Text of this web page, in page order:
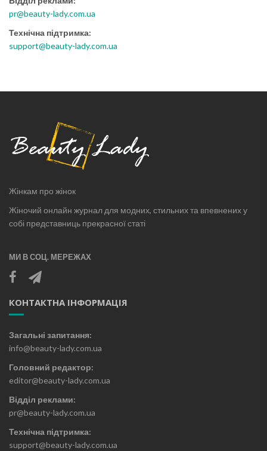
pr@beauty-lady.com.ua
Технічна підтримка:
support@beauty-lady.com.ua
Жінкам про жінок
Жіночий онлайн журнал для модних, стильних та впевнених у
собі представниць прекрасної статі
МИ В СОЦ. МЕРЕЖАХ
КОНТАКТНА ІНФОРМАЦІЯ
Загальні запитання:
info@beauty-lady.com.ua
Головний редактор:
editor@beauty-lady.com.ua
Відділ реклами:
pr@beauty-lady.com.ua
Технічна підтримка:
support@beauty-lady.com.ua